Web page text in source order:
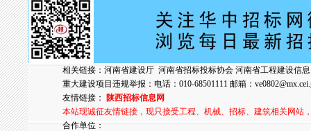
相关链接： 河南省建设厅 河南省招标投标协会 河南省工程建设信
重大建设项目违规举报：电话：010-68501111 邮箱：
友情链接：
陕西招标信息网
本站现诚征友情链接，现只接受工程、机械、招标、建筑相关网站
合作单位：